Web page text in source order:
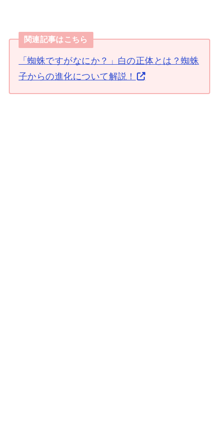
関連記事はこちら
「蜘蛛ですがなにか？」白の正体とは？蜘蛛
子からの進化について解説！